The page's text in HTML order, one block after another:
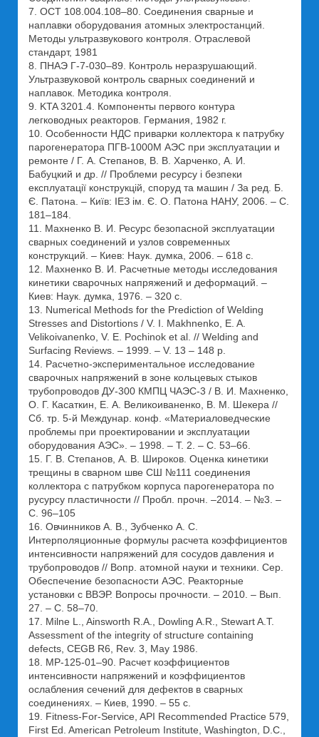
7. ОСТ 108.004.108–80. Соединения сварные и
наплавки оборудования атомных электростанций.
Методы ультразвукового контроля. Отраслевой
стандарт, 1981
8. ПНАЭ Г-7-030–89. Контроль неразрушающий.
Ультразвуковой контроль сварных соединений и
наплавок. Методика контроля.
9. KTA 3201.4. Компоненты первого контура
легководных реакторов. Германия, 1982 г.
10. Особенности НДС приварки коллектора к патрубку
парогенератора ПГВ-1000М АЭС при эксплуатации и
ремонте / Г. А. Степанов, В. В. Харченко, А. И.
Бабуцкий и др. // Проблеми ресурсу і безпеки
експлуатації конструкцій, споруд та машин / За ред. Б.
Є. Патона. – Київ: ІЕЗ ім. Є. О. Патона НАНУ, 2006. – С.
181–184.
11. Махненко В. И. Ресурс безопасной эксплуатации
сварных соединений и узлов современных
конструкций. – Киев: Наук. думка, 2006. – 618 с.
12. Махненко В. И. Расчетные методы исследования
кинетики сварочных напряжений и деформаций. –
Киев: Наук. думка, 1976. – 320 с.
13. Numerical Methods for the Prediction of Welding
Stresses and Distortions / V. I. Makhnenko, E. A.
Velikoivanenko, V. E. Pochinok et al. // Welding and
Surfacing Reviews. – 1999. – V. 13 – 148 p.
14. Расчетно-экспериментальное исследование
сварочных напряжений в зоне кольцевых стыков
трубопроводов ДУ-300 КМПЦ ЧАЭС-3 / В. И. Махненко,
О. Г. Касаткин, Е. А. Великоиваненко, В. М. Шекера //
Сб. тр. 5-й Междунар. конф. «Материаловедческие
проблемы при проектировании и эксплуатации
оборудования АЭС». – 1998. – Т. 2. – С. 53–66.
15. Г. В. Степанов, А. В. Широков. Оценка кинетики
трещины в сварном шве СШ №111 соединения
коллектора с патрубком корпуса парогенератора по
русурсу пластичности // Пробл. прочн. –2014. – №3. –
С. 96–105
16. Овчинников А. В., Зубченко А. С.
Интерполяционные формулы расчета коэффициентов
интенсивности напряжений для сосудов давления и
трубопроводов // Вопр. атомной науки и техники. Сер.
Обеспечение безопасности АЭС. Реакторные
установки с ВВЭР. Вопросы прочности. – 2010. – Вып.
27. – С. 58–70.
17. Milne L., Ainsworth R.A., Dowling A.R., Stewart A.T.
Assessment of the integrity of structure containing
defects, CEGB R6, Rev. 3, May 1986.
18. МР-125-01–90. Расчет коэффициентов
интенсивности напряжений и коэффициентов
ослабления сечений для дефектов в сварных
соединениях. – Киев, 1990. – 55 с.
19. Fitness-For-Service, API Recommended Practice 579,
First Ed. American Petroleum Institute, Washington, D.C.,